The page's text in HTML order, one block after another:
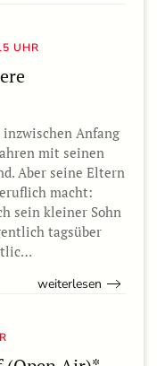
UHR
Anfang
mit seinen
Aber seine Eltern
macht:
sein kleiner Sohn
tagsüber
weiterlesen